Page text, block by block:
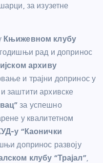
за изузетне
Књижевном клубу
рад и допринос
архиву
и трајни допринос у
заштити архивске
за успешно
у квалитетном
у “Каонички
допринос развоју
клубу “Трајал”,